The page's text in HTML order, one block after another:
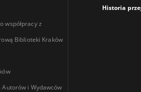
współpracy z
Biblioteki Kraków
i Wydawców
Historia